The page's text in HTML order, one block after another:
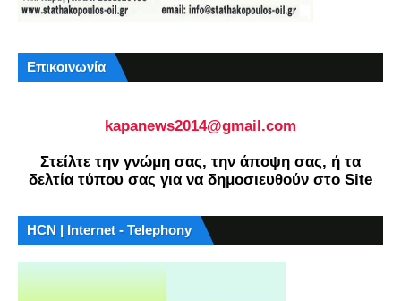
Επικοινωνία
kapanews2014@gmail.com
Στείλτε την γνώμη σας, την άποψη σας, ή τα
δελτία τύπου σας για να δημοσιευθούν στο Site
HCN | Internet - Telephony